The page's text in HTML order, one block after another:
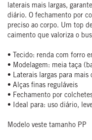
laterais mais largas,
diário. O fechamento por
preciso ao corpo. Um top
caimento que valoriza o
• Tecido: renda com forro
• Modelagem: meia taça
• Laterais largas para mais
• Alças finas reguláveis
• Fechamento por
• Ideal para: uso diário,
Modelo veste tamanho PP